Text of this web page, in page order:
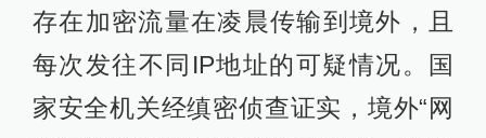
存在加密流量在凌晨传输到境外，且
每次发往不同IP地址的可疑情况。国
家安全机关经缜密侦查证实，境外“网